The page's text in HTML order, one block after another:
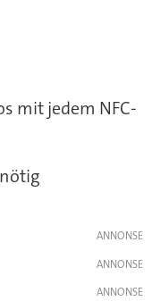
mit jedem NFC-